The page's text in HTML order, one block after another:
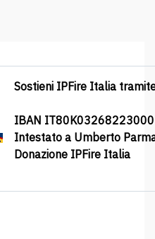
Sostieni IPFire Italia
IBAN
Intestato a Umberto
Donazione IPFire Italia